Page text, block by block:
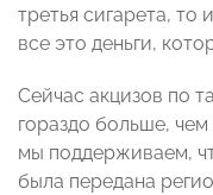
третья сигарета, то
все это деньги,
Сейчас акцизов по
гораздо больше,
мы поддерживаем,
была передана